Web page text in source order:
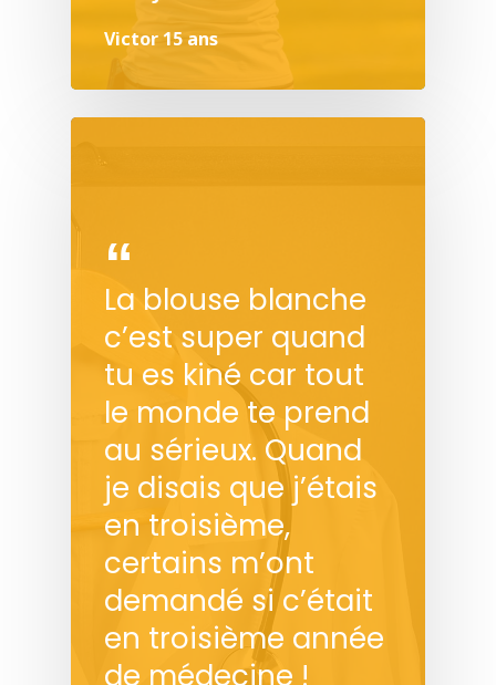
Victor 15 ans
La blouse blanche
c’est super quand
tu es kiné car tout
le monde te prend
au sérieux. Quand
je disais que j’étais
en troisième,
certains m’ont
demandé si c’était
en troisième année
de médecine !